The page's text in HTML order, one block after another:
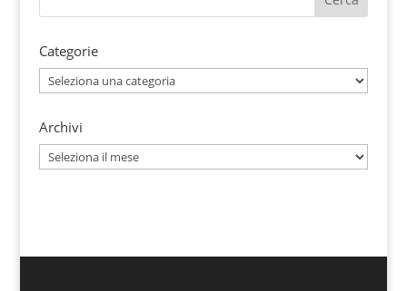
Categorie
Categorie
Archivi
Archivi